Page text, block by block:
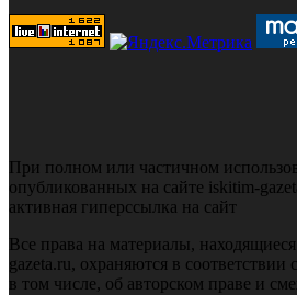
При полном или частичном
опубликованных на сайте iskitim-
активная гиперссылка на сайт
Все права на материалы,
gazeta.ru, охраняются в соответствии
в том числе, об авторском праве и